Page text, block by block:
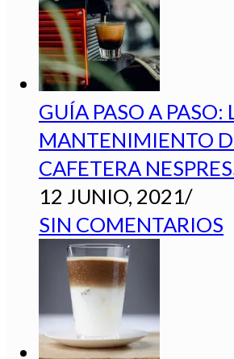
GUÍA PASO A PASO:
MANTENIMIENTO
CAFETERA
12 JUNIO, 2021/
SIN COMENTARIOS